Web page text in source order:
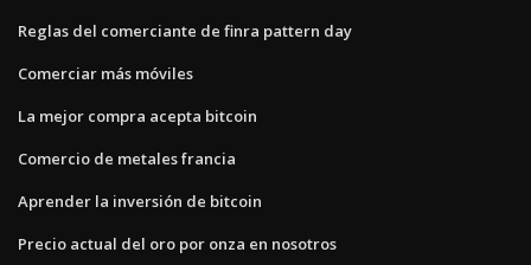
Reglas del comerciante de finra pattern day
Comerciar más móviles
La mejor compra acepta bitcoin
Comercio de metales francia
Aprender la inversión de bitcoin
Precio actual del oro por onza en nosotros